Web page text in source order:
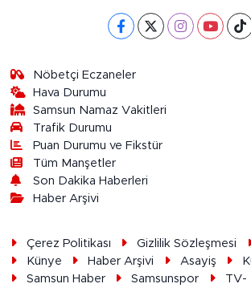
Nöbetçi Eczaneler
Hava Durumu
Samsun Namaz Vakitleri
Trafik Durumu
Puan Durumu ve Fikstür
Tüm Manşetler
Son Dakika Haberleri
Haber Arşivi
Çerez Politikası Gizlilik Sözleşmesi
Künye
Haber Arşivi Asayiş
Samsun Haber
Samsunspor TV-